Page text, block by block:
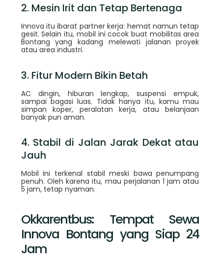
2. Mesin Irit dan Tetap Bertenaga
Innova itu ibarat partner kerja: hemat namun tetap
gesit. Selain itu, mobil ini cocok buat mobilitas area
Bontang yang kadang melewati jalanan proyek
atau area industri.
3. Fitur Modern Bikin Betah
AC dingin, hiburan lengkap, suspensi empuk,
sampai bagasi luas. Tidak hanya itu, kamu mau
simpan koper, peralatan kerja, atau belanjaan
banyak pun aman.
4. Stabil di Jalan Jarak Dekat atau
Jauh
Mobil ini terkenal stabil meski bawa penumpang
penuh. Oleh karena itu, mau perjalanan 1 jam atau
5 jam, tetap nyaman.
Okkarentbus: Tempat Sewa
Innova Bontang yang Siap 24
Jam